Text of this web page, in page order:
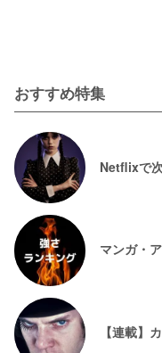
おすすめ特集
Netflixで
マンガ・
【連載】